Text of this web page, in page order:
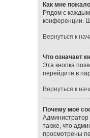
Как мне
Рядом с
конференции.
Вернуться к
Что означает
Эта кнопка
перейдите в
Вернуться к
Почему моё
также, что
просмотрены